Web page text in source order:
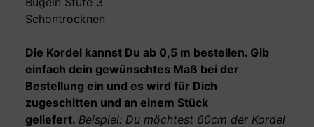
Schontrocknen
Die Kordel kannst Du ab 0,5 m bestellen. Gib
einfach dein gewünschtes Maß bei der
Bestellung ein und es wird für Dich
zugeschitten und an einem Stück
geliefert. Beispiel: Du möchtest 60cm der Kordel